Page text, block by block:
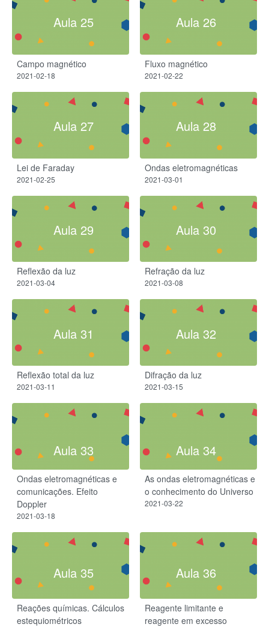
Aula 25
Campo magnético
2021-02-18
Aula 26
Fluxo magnético
2021-02-22
Aula 27
Lei de Faraday​
2021-02-25
Aula 28
Ondas eletromagnéticas​
2021-03-01
Aula 29
Reflexão da luz
2021-03-04
Aula 30
Refração da luz
2021-03-08
Aula 31
Reflexão total da luz​
2021-03-11
Aula 32
Difração da luz
2021-03-15
Aula 33
Ondas eletromagnéticas e
comunicações. Efeito
Doppler
2021-03-18
Aula 34
As ondas eletromagnéticas e
o conhecimento do Universo
2021-03-22
Aula 35
Reações químicas. Cálculos
estequiométricos
Aula 36
Reagente limitante e
reagente em excesso